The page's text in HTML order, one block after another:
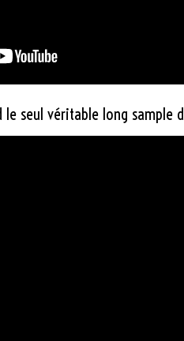
seul véritable long sample